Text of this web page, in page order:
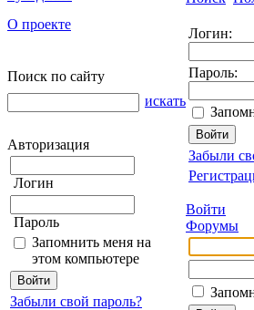
О проекте
Поиск по сайту
искать
Авторизация
Логин
Пароль
Запомнить меня на
этом компьютере
Забыли свой пароль?
Логин:
Пароль:
Забыли
Войти
Форумы